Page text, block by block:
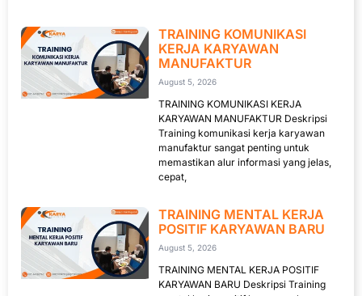
TRAINING KOMUNIKASI
KERJA KARYAWAN
MANUFAKTUR
August 5, 2026
TRAINING KOMUNIKASI KERJA
KARYAWAN MANUFAKTUR Deskripsi
Training komunikasi kerja karyawan
manufaktur sangat penting untuk
memastikan alur informasi yang jelas,
cepat,
TRAINING MENTAL KERJA
POSITIF KARYAWAN BARU
August 5, 2026
TRAINING MENTAL KERJA POSITIF
KARYAWAN BARU Deskripsi Training